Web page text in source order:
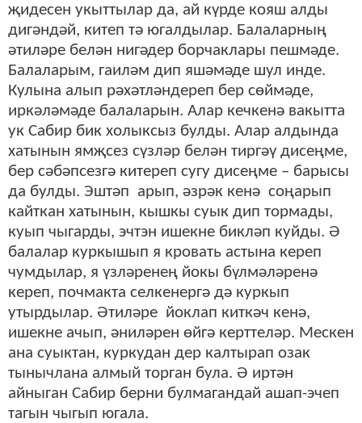
җидесен укыттылар да, ай күрде кояш алды
дигәндәй, китеп тә югалдылар. Балаларның
әтиләре белән нигәдер борчаклары пешмәде.
Балаларым, гаиләм дип яшәмәде шул инде.
Кулына алып рәхәтләндереп бер сөймәде,
иркәләмәде балаларын. Алар кечкенә вакытта
ук Сабир бик холыксыз булды. Алар алдында
хатынын ямҗсез сүзләр белән тиргәү дисеңме,
бер сәбәпсезгә китереп сугу дисеңме – барысы
да булды. Эштәп арып, әзрәк кенә соңарып
кайткан хатынын, кышкы суык дип тормады,
куып чыгарды, эчтэн ишекне бикләп куйды. Ә
балалар куркышып я кровать астына кереп
чумдылар, я үзләренең йокы бүлмәләренә
кереп, почмакта селкенергә дә куркып
утырдылар. Әтиләре йоклап киткәч кенә,
ишекне ачып, әниләрен өйгә керттеләр. Мескен
ана суыктан, куркудан дер калтырап озак
тынычлана алмый торган була. Ә иртән
айныган Сабир берни булмагандай ашап-эчеп
тагын чыгып югала.